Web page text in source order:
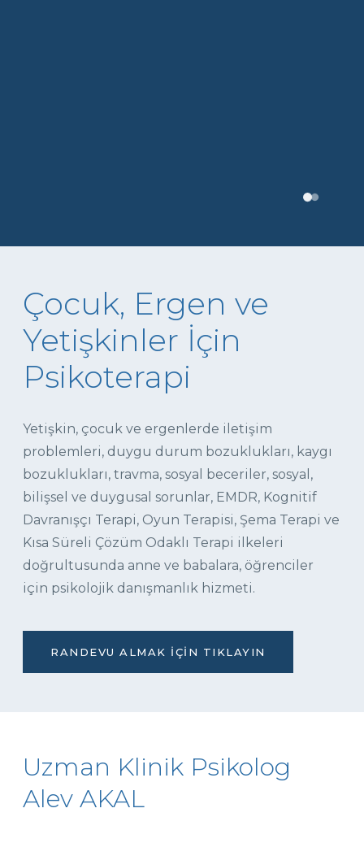
Çocuk, Ergen ve
Yetişkinler İçin
Psikoterapi
Yetişkin, çocuk ve ergenlerde iletişim
problemleri, duygu durum bozuklukları, kaygı
bozuklukları, travma, sosyal beceriler, sosyal,
bilişsel ve duygusal sorunlar, EMDR, Kognitif
Davranışçı Terapi, Oyun Terapisi, Şema Terapi ve
Kısa Süreli Çözüm Odaklı Terapi ilkeleri
doğrultusunda anne ve babalara, öğrenciler
için psikolojik danışmanlık hizmeti.
RANDEVU ALMAK İÇIN TIKLAYIN
Uzman Klinik Psikolog
Alev AKAL